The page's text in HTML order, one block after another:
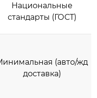
Национальные
стандарты (ГОСТ)
(авто/жд
доставка)